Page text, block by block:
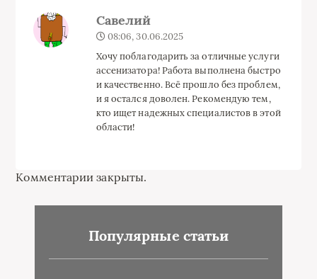
Савелий
08:06, 30.06.2025
Хочу поблагодарить за отличные услуги
ассенизатора! Работа выполнена быстро
и качественно. Всё прошло без проблем,
и я остался доволен. Рекомендую тем,
кто ищет надежных специалистов в этой
области!
Комментарии закрыты.
Популярные статьи